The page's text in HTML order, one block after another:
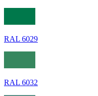
RAL 6029
RAL 6032